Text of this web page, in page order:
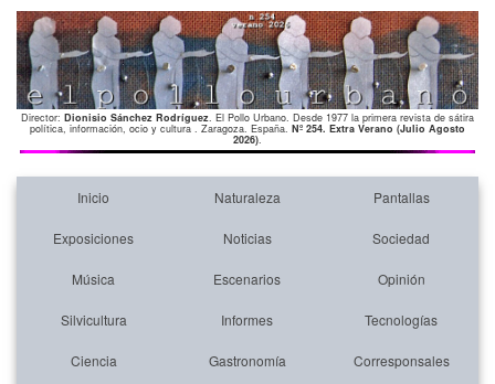
Director: Dionisio Sánchez Rodríguez. El Pollo Urbano. Desde 1977 la primera revista de sátira
política, información, ocio y cultura . Zaragoza. España. Nº 254. Extra Verano (Julio Agosto
2026).
Inicio Naturaleza Pantallas
Exposiciones Noticias Sociedad
Música Escenarios Opinión
Silvicultura Informes Tecnologías
Ciencia Gastronomía Corresponsales